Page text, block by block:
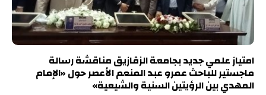
امتياز علمي جديد بجامعة الزقازيق مناقشة رسالة
ماجستير للباحث عمرو عبد المنعم الأعصر حول «الإمام
المهدي بين الرؤيتين السنية والشيعية»